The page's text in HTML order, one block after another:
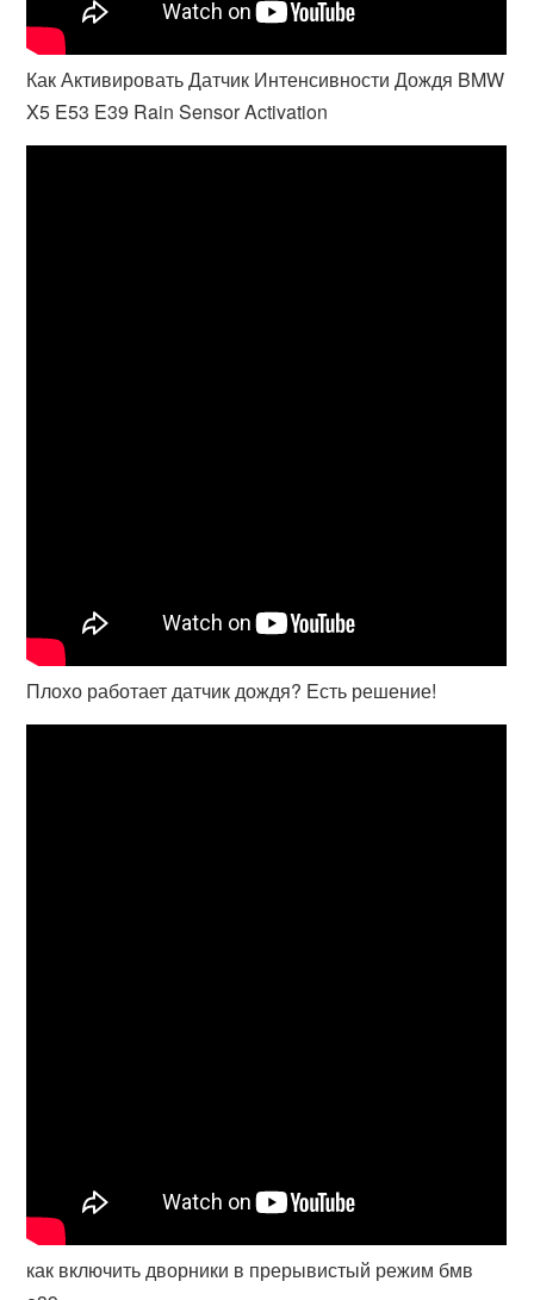
Как Активировать Датчик Интенсивности Дождя BMW
X5 E53 E39 Rain Sensor Activation
Плохо работает датчик дождя? Есть решение!
как включить дворники в прерывистый режим бмв